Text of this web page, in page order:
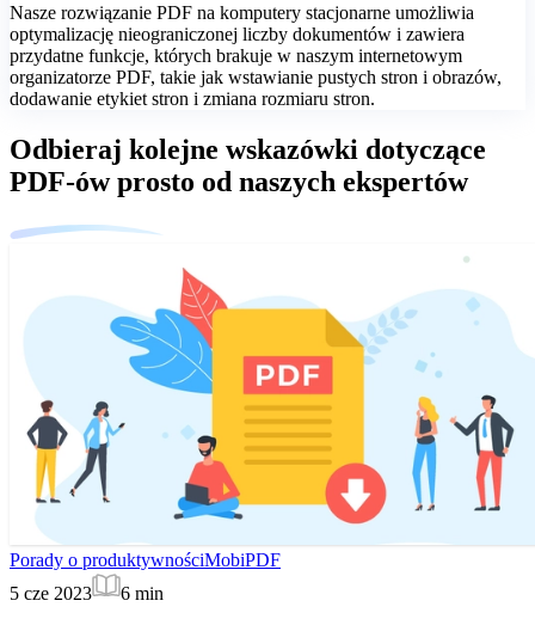
Nasze rozwiązanie PDF na komputery stacjonarne umożliwia
optymalizację nieograniczonej liczby dokumentów i zawiera
przydatne funkcje, których brakuje w naszym internetowym
organizatorze PDF, takie jak wstawianie pustych stron i obrazów,
dodawanie etykiet stron i zmiana rozmiaru stron.
Odbieraj kolejne wskazówki dotyczące
PDF‑ów prosto od naszych ekspertów
Porady o produktywnościMobiPDF
5 cze 2023
6 min